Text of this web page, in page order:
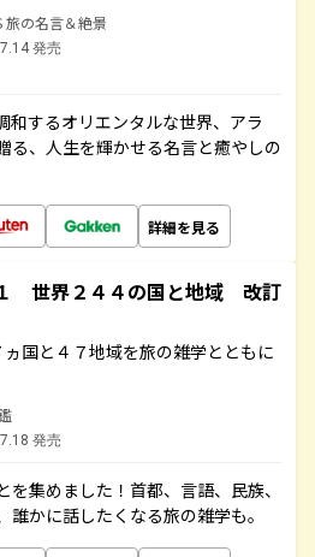
旅の名言＆絶景
発売
和するオリエンタルな世界、アラ
る、人生を輝かせる名言と癒やしの
詳細を見る
世界２４４の国と地域 改訂
ヵ国と４７地域を旅の雑学とともに
発売
集めました！首都、言語、民族、
かに話したくなる旅の雑学も。